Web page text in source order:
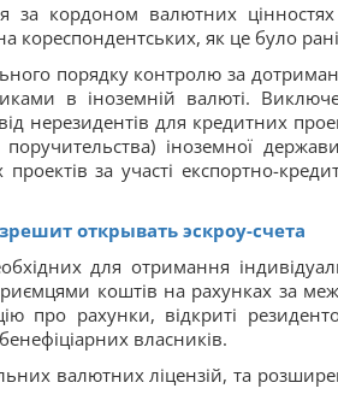
за кордоном валютних
кореспондентських, як це було
порядку контролю за
в іноземній валюті.
нерезидентів для кредитних
іноземної
за участі експортно-
открывать эскроу-счета
для отримання
коштів на рахунках за
про рахунки, відкриті
власників.
валютних ліцензій, та